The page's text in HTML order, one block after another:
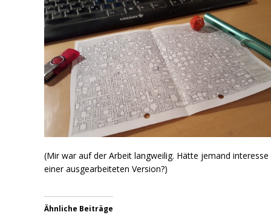
(Mir war auf der Arbeit langweilig. Hätte jemand interesse
einer ausgearbeiteten Version?)
Ähnliche Beiträge